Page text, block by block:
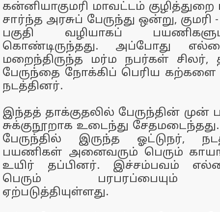
கன்னியாகுமரி மாவட்டம்
சார்ந்த அரசுப் பேருந்து ஒன்று,
பகுதி வழியாகப்
கொண்டிருந்தது. அப்போது
மறைந்திருந்த மர்ம நபர்கள் சிலர்,
பேருந்தை நோக்கிப் பெரிய கற்களை
நடத்தினர்.
இந்தத் தாக்குதலில் பேருந்தின்
சுக்குநூறாக உடைந்து
பேருந்தில் இருந்த ஓட்டுநர்,
பயணிகள் அனைவரும் பெரும்
உயிர் தப்பினர். இச்சம்பவம்
பெரும் பரபரப்பையும்
ஏற்படுத்தியுள்ளது.